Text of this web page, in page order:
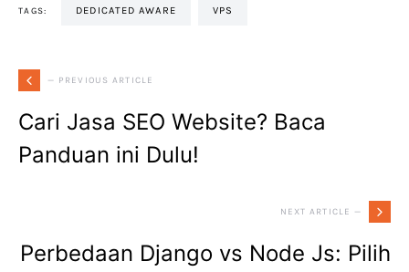
TAGS: DEDICATED AWARE VPS
— PREVIOUS ARTICLE
Cari Jasa SEO Website? Baca
Panduan ini Dulu!
NEXT ARTICLE —
Perbedaan Django vs Node Js: Pilih